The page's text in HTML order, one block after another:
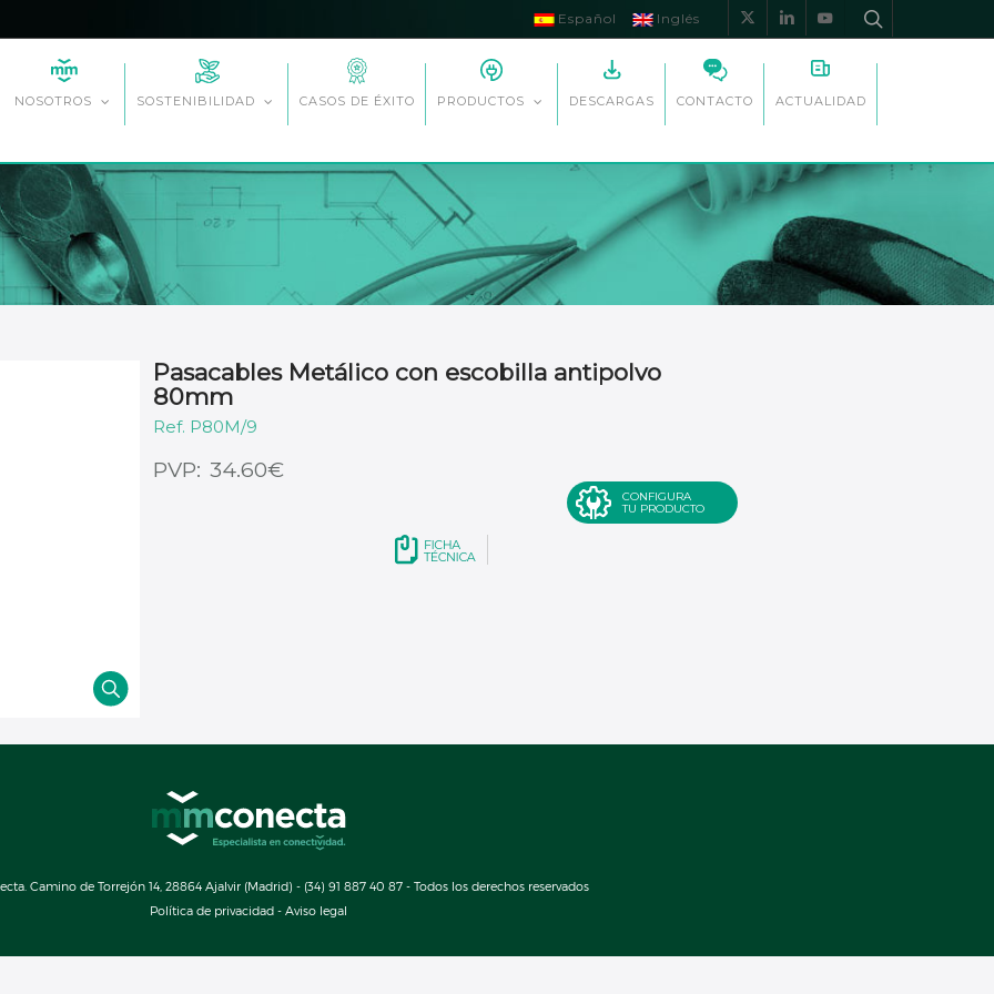
x-
linkedinyoutube
Español Inglés
NOSOTROS SOSTENIBILIDAD CASOS DE ÉXITO PRODUCTOS DESCARGAS CONTACTO ACTUALIDAD
Pasacables Metálico con escobilla antipolvo
80mm
34.60€
P80M/9
CONFIGURA
TU PRODUCTO
Camino de Torrejón 14, 28864 Ajalvir (Madrid) - (34) 91 887 40 87 - Todos los derechos reservados
Política de privacidad - Aviso legal